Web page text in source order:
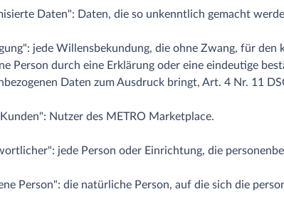
Daten": Daten, die so unkenntlich gemacht
jede Willensbekundung, die ohne Zwang, für
Person durch eine Erklärung oder eine eindeutige
Daten zum Ausdruck bringt, Art. 4 Nr. 11
Nutzer des METRO Marketplace.
jede Person oder Einrichtung, die
Person": die natürliche Person, auf die sich die